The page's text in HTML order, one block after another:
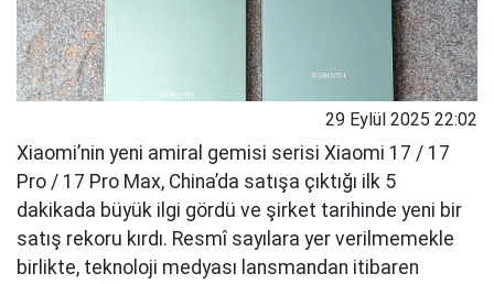
29 Eylül 2025 22:02
Xiaomi’nin yeni amiral gemisi serisi Xiaomi 17 / 17
Pro / 17 Pro Max, China’da satışa çıktığı ilk 5
dakikada büyük ilgi gördü ve şirket tarihinde yeni bir
satış rekoru kırdı. Resmî sayılara yer verilmemekle
birlikte, teknoloji medyası lansmandan itibaren